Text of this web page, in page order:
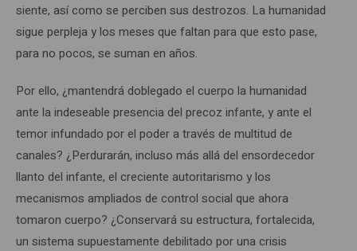
siente, así como se perciben sus destrozos. La humanidad
sigue perpleja y los meses que faltan para que esto pase,
para no pocos, se suman en años.
Por ello, ¿mantendrá doblegado el cuerpo la humanidad
ante la indeseable presencia del precoz infante, y ante el
temor infundado por el poder a través de multitud de
canales? ¿Perdurarán, incluso más allá del ensordecedor
llanto del infante, el creciente autoritarismo y los
mecanismos ampliados de control social que ahora
tomaron cuerpo? ¿Conservará su estructura, fortalecida,
un sistema supuestamente debilitado por una crisis